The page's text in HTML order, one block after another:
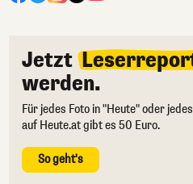
Jetzt
werden.
Für jedes Foto in "Heute" oder
auf Heute.at gibt es 50 Euro.
So geht's